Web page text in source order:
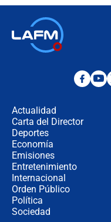
Actualidad
Carta del Director
Deportes
Economía
Emisiones
Entretenimiento
Internacional
Orden Público
Política
Sociedad